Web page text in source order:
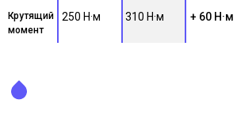
Крутящий
момент
250 Н·м
310 Н·м
+ 60 Н·м